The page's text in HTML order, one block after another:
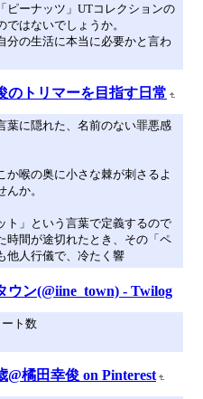
ピーナッツ」UTコレクションの
はないでしょうか。
分の生活に本当に必要かと言わ
のトリマーを目指す日常
葉に隠れた、名前のない罪悪感
か喉の奥に小さな棘が刺さるよ
か。
ト」という言葉で定義するので
時間が途切れたとき、その「ペ
他人行儀で、冷たく響
ウン(@iine_town) - Twilog
ト数
@橘田幸俊 on Pinterest